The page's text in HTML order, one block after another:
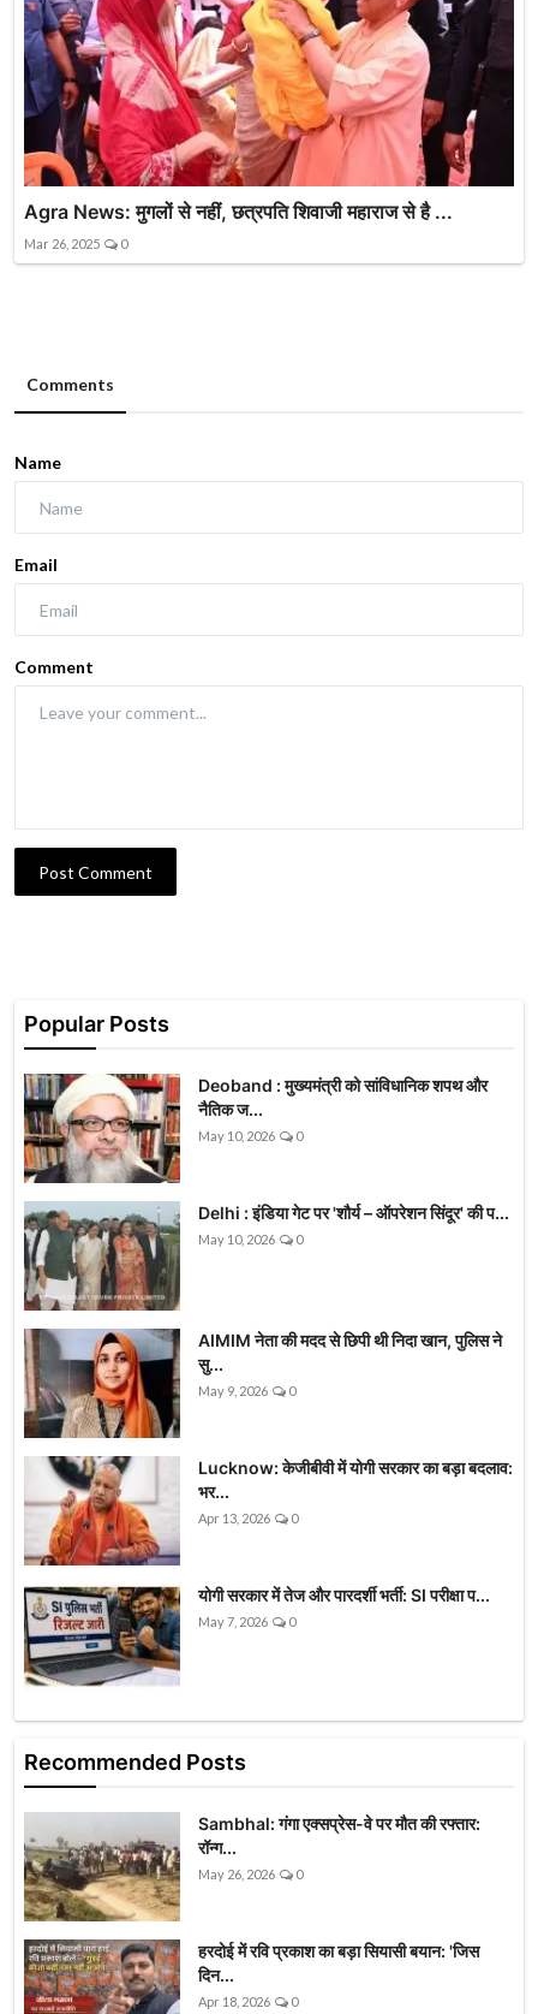
Agra News: मुगलों से नहीं, छत्रपति शिवाजी महाराज से है ...
Mar 26, 2025 0
Comments
Name
Email
Comment
Post Comment
Popular Posts
Deoband : मुख्यमंत्री को सांविधानिक शपथ और
नैतिक ज...
May 10, 2026 0
Delhi : इंडिया गेट पर 'शौर्य – ऑपरेशन सिंदूर' की प...
May 10, 2026 0
AIMIM नेता की मदद से छिपी थी निदा खान, पुलिस ने
सु...
May 9, 2026 0
Lucknow: केजीबीवी में योगी सरकार का बड़ा बदलाव:
भर...
Apr 13, 2026 0
योगी सरकार में तेज और पारदर्शी भर्ती: SI परीक्षा प...
May 7, 2026 0
Recommended Posts
Sambhal: गंगा एक्सप्रेस-वे पर मौत की रफ्तार:
रॉन्ग...
May 26, 2026 0
हरदोई में रवि प्रकाश का बड़ा सियासी बयान: 'जिस
दिन...
Apr 18, 2026 0